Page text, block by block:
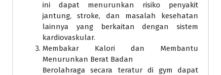
ini dapat menurunkan risiko penyakit
jantung, stroke, dan masalah kesehatan
lainnya yang berkaitan dengan sistem
kardiovaskular.
Membakar Kalori dan Membantu
Menurunkan Berat Badan
Berolahraga secara teratur di gym dapat